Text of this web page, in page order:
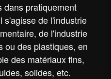
dans pratiquement
s'agisse de l'industrie
de l'industrie
ou des plastiques, en
des matériaux fins,
solides, etc.